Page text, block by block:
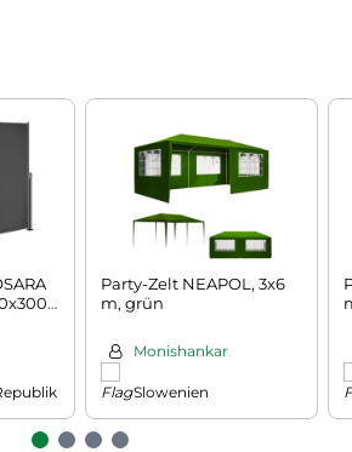
Party-Zelt NEAPOL, 3x6
m, grün
Monishankar
Slowenien